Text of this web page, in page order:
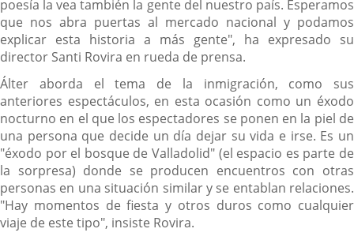
poesía la vea también la gente del nuestro país. Esperamos
que nos abra puertas al mercado nacional y podamos
explicar esta historia a más gente", ha expresado su
director Santi Rovira en rueda de prensa.
Álter aborda el tema de la inmigración, como sus
anteriores espectáculos, en esta ocasión como un éxodo
nocturno en el que los espectadores se ponen en la piel de
una persona que decide un día dejar su vida e irse. Es un
"éxodo por el bosque de Valladolid" (el espacio es parte de
la sorpresa) donde se producen encuentros con otras
personas en una situación similar y se entablan relaciones.
"Hay momentos de fiesta y otros duros como cualquier
viaje de este tipo", insiste Rovira.